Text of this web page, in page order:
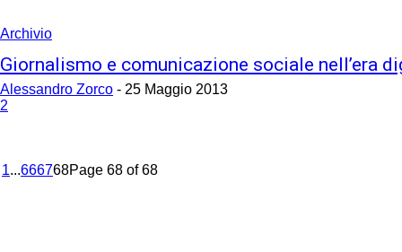
Archivio
Giornalismo e comunicazione sociale nell’era
Alessandro Zorco - 25 Maggio 2013
2
1...666768Page 68 of 68